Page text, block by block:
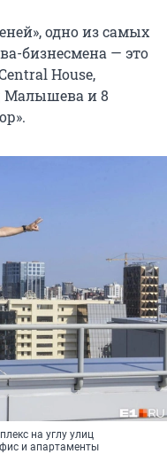
одно из самых
бизнесмена — это
House,
Малышева и 8
на углу улиц
и апартаменты